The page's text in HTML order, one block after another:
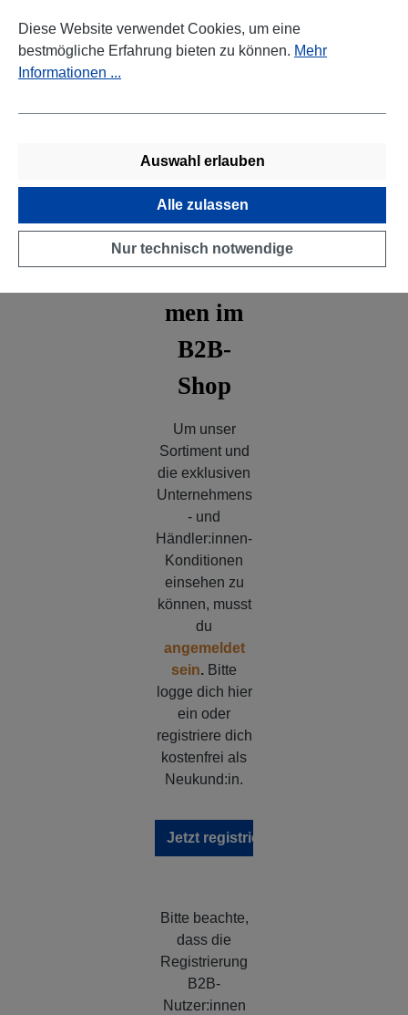
Zum Hauptinhalt springen
Sojabohnen
Willkom
men im
B2B-
Shop
Um unser
Sortiment und
die exklusiven
Unternehmens
- und
Händler:innen-
Konditionen
einsehen zu
können, musst
du
angemeldet
sein. Bitte
logge dich hier
ein oder
registriere dich
kostenfrei als
Neukund:in.
Jetzt registrieren / anmelden
Bitte beachte,
dass die
Registrierung
B2B-
Nutzer:innen
Diese Website verwendet Cookies, um eine
bestmögliche Erfahrung bieten zu können. Mehr
Informationen ...
Auswahl erlauben
Alle zulassen
Nur technisch notwendige